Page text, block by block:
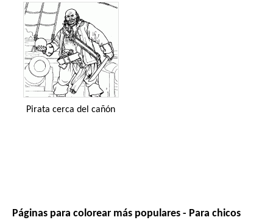
Pirata cerca del cañón
Páginas para colorear más populares - Para chicos